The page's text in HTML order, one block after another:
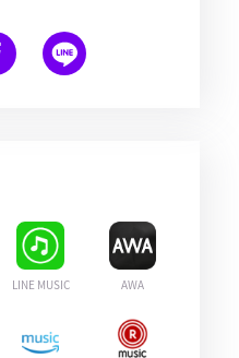
LINE MUSIC AWA